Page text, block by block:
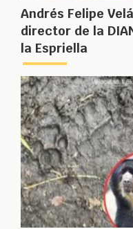
Andrés Felipe
director de la
la Espriella